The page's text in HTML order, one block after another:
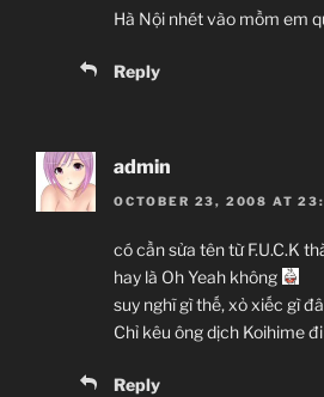
Hà Nội nhét vào mồm em
Reply
admin
OCTOBER 23, 2008 AT
có cần sửa tên từ F.U.C.K
hay là Oh Yeah không
suy nghĩ gì thế, xỏ xiếc gì
Chỉ kêu ông dịch Koihime
Reply